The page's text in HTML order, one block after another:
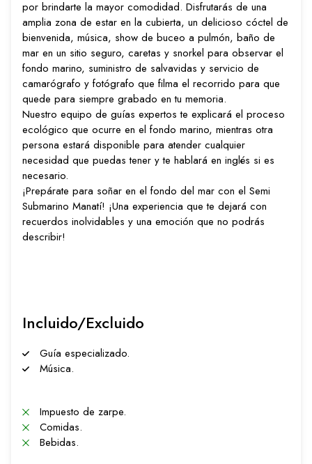
por brindarte la mayor comodidad. Disfrutarás de una
amplia zona de estar en la cubierta, un delicioso cóctel de
bienvenida, música, show de buceo a pulmón, baño de
mar en un sitio seguro, caretas y snorkel para observar el
fondo marino, suministro de salvavidas y servicio de
camarógrafo y fotógrafo que filma el recorrido para que
quede para siempre grabado en tu memoria.
Nuestro equipo de guías expertos te explicará el proceso
ecológico que ocurre en el fondo marino, mientras otra
persona estará disponible para atender cualquier
necesidad que puedas tener y te hablará en inglés si es
necesario.
¡Prepárate para soñar en el fondo del mar con el Semi
Submarino Manatí! ¡Una experiencia que te dejará con
recuerdos inolvidables y una emoción que no podrás
describir!
Incluido/Excluido
Guía especializado.
Música.
Impuesto de zarpe.
Comidas.
Bebidas.